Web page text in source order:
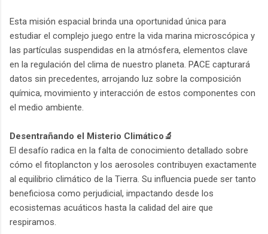
Esta misión espacial brinda una oportunidad única para
estudiar el complejo juego entre la vida marina microscópica y
las partículas suspendidas en la atmósfera, elementos clave
en la regulación del clima de nuestro planeta. PACE capturará
datos sin precedentes, arrojando luz sobre la composición
química, movimiento y interacción de estos componentes con
el medio ambiente.
Desentrañando el Misterio Climático🔬
El desafío radica en la falta de conocimiento detallado sobre
cómo el fitoplancton y los aerosoles contribuyen exactamente
al equilibrio climático de la Tierra. Su influencia puede ser tanto
beneficiosa como perjudicial, impactando desde los
ecosistemas acuáticos hasta la calidad del aire que
respiramos.